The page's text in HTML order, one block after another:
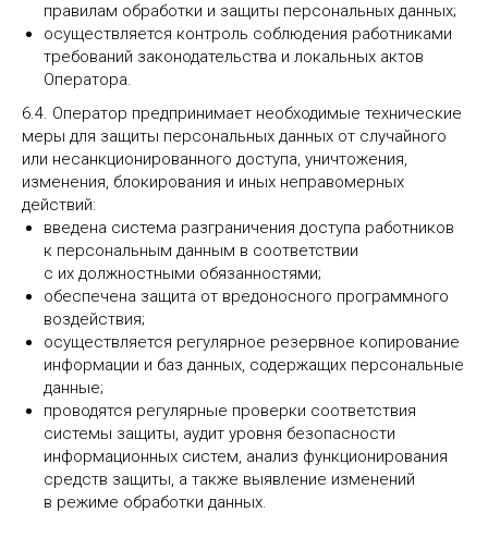
правилам обработки и защиты персональных данных;
осуществляется контроль соблюдения работниками
требований законодательства и локальных актов
Оператора.
6.4. Оператор предпринимает необходимые технические
меры для защиты персональных данных от случайного
или несанкционированного доступа, уничтожения,
изменения, блокирования и иных неправомерных
действий:
введена система разграничения доступа работников
к персональным данным в соответствии
с их должностными обязанностями;
обеспечена защита от вредоносного программного
воздействия;
осуществляется регулярное резервное копирование
информации и баз данных, содержащих персональные
данные;
проводятся регулярные проверки соответствия
системы защиты, аудит уровня безопасности
информационных систем, анализ функционирования
средств защиты, а также выявление изменений
в режиме обработки данных.